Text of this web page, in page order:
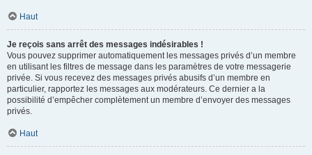
Haut
Je reçois sans arrêt des messages indésirables !
Vous pouvez supprimer automatiquement les messages privés d’un membre
en utilisant les filtres de message dans les paramètres de votre messagerie
privée. Si vous recevez des messages privés abusifs d’un membre en
particulier, rapportez les messages aux modérateurs. Ce dernier a la
possibilité d’empêcher complètement un membre d’envoyer des messages
privés.
Haut